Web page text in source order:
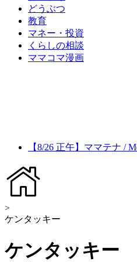
どうぶつ
教育
マネー・投資
くらしの相談
ママコマ漫画
【8/26 正午】ママテナ /
>
ケンタッキー
ケンタッキー